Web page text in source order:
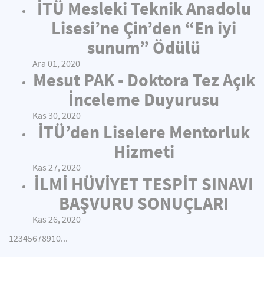
İTÜ Mesleki Teknik Anadolu
Lisesi’ne Çin’den “En iyi
sunum” Ödülü
Ara 01, 2020
Mesut PAK - Doktora Tez Açık
İnceleme Duyurusu
Kas 30, 2020
İTÜ’den Liselere Mentorluk
Hizmeti
Kas 27, 2020
İLMİ HÜVİYET TESPİT SINAVI
BAŞVURU SONUÇLARI
Kas 26, 2020
12345678910...